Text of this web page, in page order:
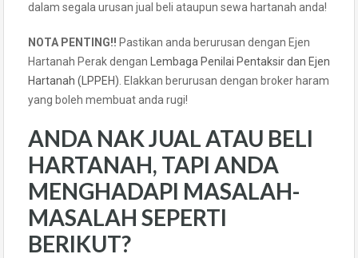
dalam segala urusan jual beli ataupun sewa hartanah anda!
NOTA PENTING!! Pastikan anda berurusan dengan Ejen
Hartanah Perak dengan
Lembaga Penilai Pentaksir dan Ejen
Hartanah (LPPEH) . Elakkan berurusan dengan broker haram
yang boleh membuat anda rugi!
ANDA NAK JUAL ATAU BELI
HARTANAH, TAPI ANDA
MENGHADAPI MASALAH-
MASALAH SEPERTI
BERIKUT?